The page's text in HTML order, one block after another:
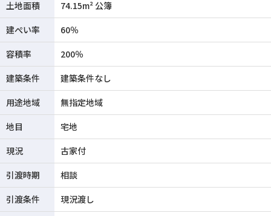
土地面積
74.15m² 公簿
建ぺい率
60％
容積率
200％
建築条件
建築条件なし
用途地域
無指定地域
地目
宅地
現況
古家付
引渡時期
相談
引渡条件
現況渡し